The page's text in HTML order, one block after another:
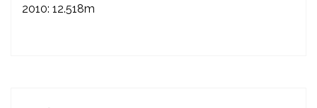
2010: 12.518m